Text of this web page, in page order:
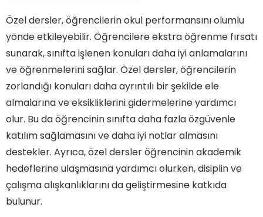
Özel dersler, öğrencilerin okul performansını olumlu
yönde etkileyebilir. Öğrencilere ekstra öğrenme fırsatı
sunarak, sınıfta işlenen konuları daha iyi anlamalarını
ve öğrenmelerini sağlar. Özel dersler, öğrencilerin
zorlandığı konuları daha ayrıntılı bir şekilde ele
almalarına ve eksikliklerini gidermelerine yardımcı
olur. Bu da öğrencinin sınıfta daha fazla özgüvenle
katılım sağlamasını ve daha iyi notlar almasını
destekler. Ayrıca, özel dersler öğrencinin akademik
hedeflerine ulaşmasına yardımcı olurken, disiplin ve
çalışma alışkanlıklarını da geliştirmesine katkıda
bulunur.